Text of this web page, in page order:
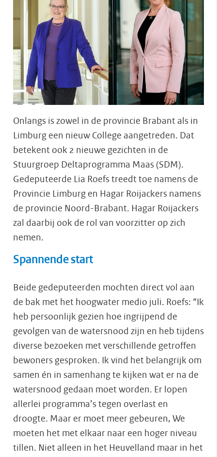
Onlangs is zowel in de provincie Brabant als in
Limburg een nieuw College aangetreden. Dat
betekent ook 2 nieuwe gezichten in de
Stuurgroep Deltaprogramma Maas (SDM).
Gedeputeerde Lia Roefs treedt toe namens de
Provincie Limburg en Hagar Roijackers namens
de provincie Noord-Brabant. Hagar Roijackers
zal daarbij ook de rol van voorzitter op zich
nemen.
Spannende start
Beide gedeputeerden mochten direct vol aan
de bak met het hoogwater medio juli. Roefs: “Ik
heb persoonlijk gezien hoe ingrijpend de
gevolgen van de watersnood zijn en heb tijdens
diverse bezoeken met verschillende getroffen
bewoners gesproken. Ik vind het belangrijk om
samen én in samenhang te kijken wat er na de
watersnood gedaan moet worden. Er lopen
allerlei programma’s tegen overlast en
droogte. Maar er moet meer gebeuren, We
moeten het met elkaar naar een hoger niveau
tillen. Niet alleen in het Heuvelland maar in het